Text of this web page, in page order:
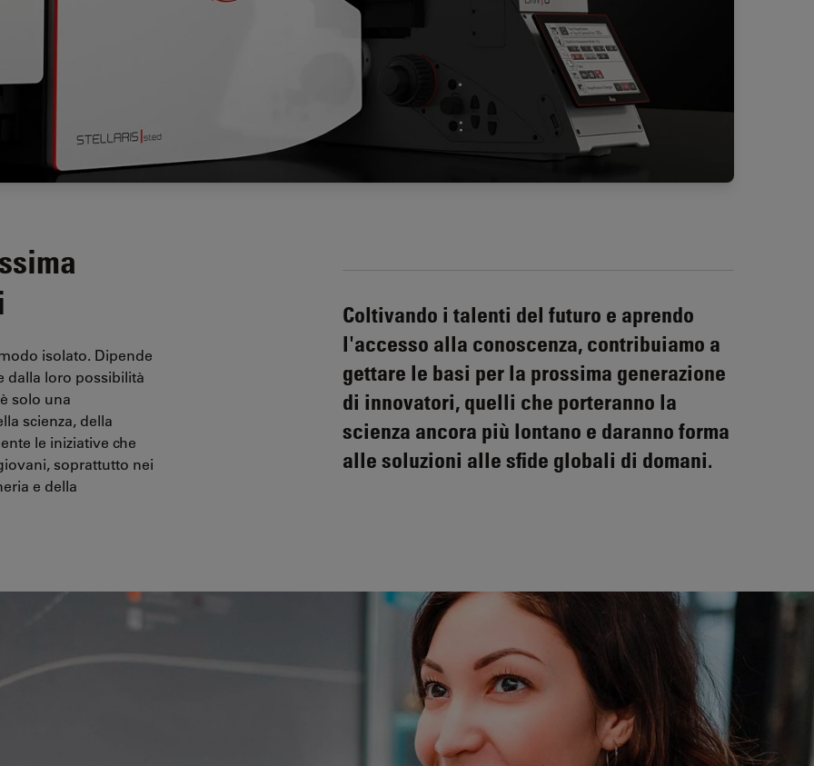
isolato. Dipende
dalla loro possibilità
solo una
scienza, della
le iniziative che
soprattutto nei
e della
Coltivando i talenti del futuro e aprendo
l'accesso alla conoscenza, contribuiamo a
gettare le basi per la prossima generazione
di innovatori, quelli che porteranno la
scienza ancora più lontano e daranno forma
alle soluzioni alle sfide globali di domani.